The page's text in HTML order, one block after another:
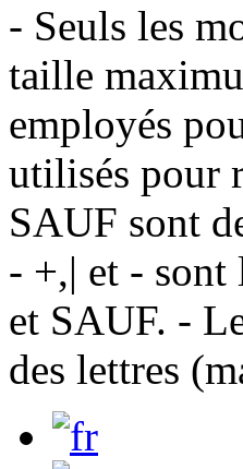
- Seuls les
taille
employés
utilisés pour
SAUF sont
- +,| et - sont
et SAUF. -
des lettres